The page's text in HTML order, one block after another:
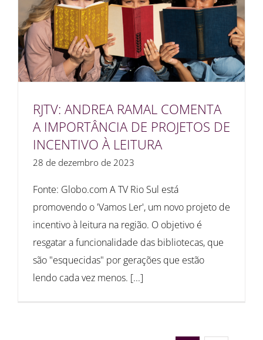
RJTV: ANDREA RAMAL COMENTA
A IMPORTÂNCIA DE PROJETOS DE
INCENTIVO À LEITURA
28 de dezembro de 2023
Fonte: Globo.com A TV Rio Sul está
promovendo o 'Vamos Ler', um novo projeto de
incentivo à leitura na região. O objetivo é
resgatar a funcionalidade das bibliotecas, que
são "esquecidas" por gerações que estão
lendo cada vez menos. [...]